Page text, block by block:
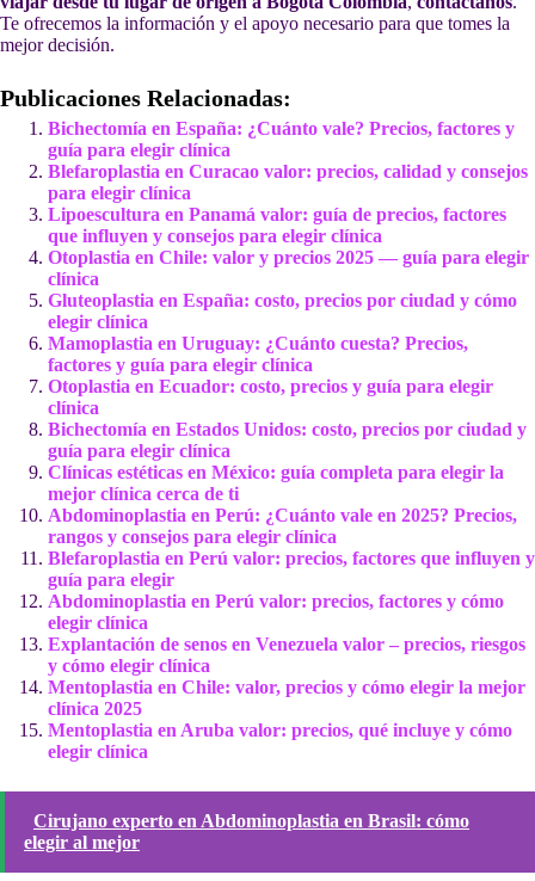
Te ofrecemos la información y el apoyo necesario para que tomes la
mejor decisión.
Publicaciones Relacionadas:
Bichectomía en España: ¿Cuánto vale? Precios, factores y
guía para elegir clínica
Blefaroplastia en Curacao valor: precios, calidad y consejos
para elegir clínica
Lipoescultura en Panamá valor: guía de precios, factores
que influyen y consejos para elegir clínica
Otoplastia en Chile: valor y precios 2025 — guía para elegir
clínica
Gluteoplastia en España: costo, precios por ciudad y cómo
elegir clínica
Mamoplastia en Uruguay: ¿Cuánto cuesta? Precios,
factores y guía para elegir clínica
Otoplastia en Ecuador: costo, precios y guía para elegir
clínica
Bichectomía en Estados Unidos: costo, precios por ciudad y
guía para elegir clínica
Clínicas estéticas en México: guía completa para elegir la
mejor clínica cerca de ti
Abdominoplastia en Perú: ¿Cuánto vale en 2025? Precios,
rangos y consejos para elegir clínica
Blefaroplastia en Perú valor: precios, factores que influyen y
guía para elegir
Abdominoplastia en Perú valor: precios, factores y cómo
elegir clínica
Explantación de senos en Venezuela valor – precios, riesgos
y cómo elegir clínica
Mentoplastia en Chile: valor, precios y cómo elegir la mejor
clínica 2025
Mentoplastia en Aruba valor: precios, qué incluye y cómo
elegir clínica
Cirujano experto en Abdominoplastia en Brasil: cómo
elegir al mejor